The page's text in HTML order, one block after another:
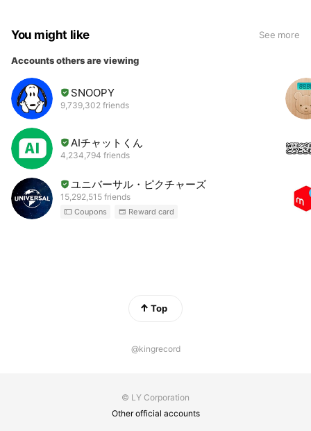
You might like See more
Accounts others are viewing
SNOOPY
9,739,302 friends
AIチャットくん
4,234,794 friends
ユニバーサル・ピクチャーズ
15,292,515 friends
Coupons Reward card
Top
@kingrecord
© LY Corporation
Other official accounts